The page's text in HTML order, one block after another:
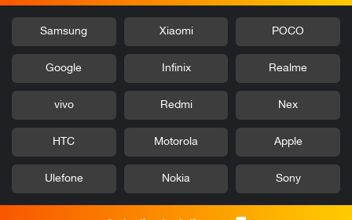
POCO
Xiaomi
Samsung
Realme
Infinix
Google
Nex
Redmi
vivo
Apple
Motorola
HTC
Sony
Nokia
Ulefone